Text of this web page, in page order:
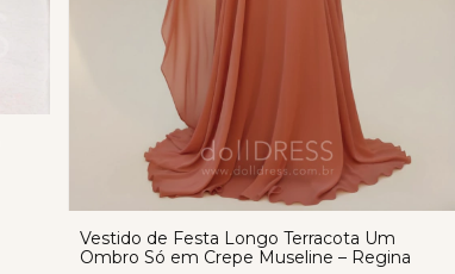
Vestido de Festa Longo Terracota Um
Ombro Só em Crepe Museline – Regina